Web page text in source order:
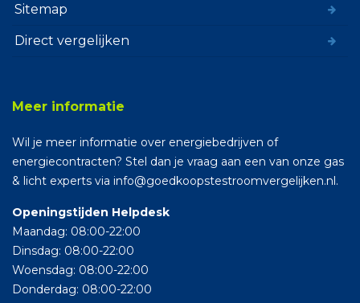
Sitemap
Direct vergelijken
Meer informatie
Wil je meer informatie over energiebedrijven of
energiecontracten? Stel dan je vraag aan een van onze gas
& licht experts via info@goedkoopstestroomvergelijken.nl.
Openingstijden Helpdesk
Maandag: 08:00-22:00
Dinsdag: 08:00-22:00
Woensdag: 08:00-22:00
Donderdag: 08:00-22:00